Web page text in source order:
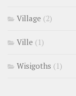
Village (2)
Ville (1)
Wisigoths (1)